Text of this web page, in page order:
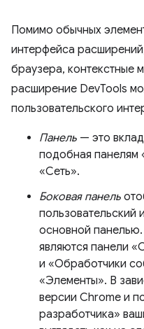
Помимо обычных
интерфейса
браузера, контекстные
расширение DevTools
пользовательского
Панель — это
подобная панелям
«Сеть».
Боковая панель
пользовательский
основной
являются панели
и «Обработчики
«Элементы». В
версии Chrome и
разработчика»